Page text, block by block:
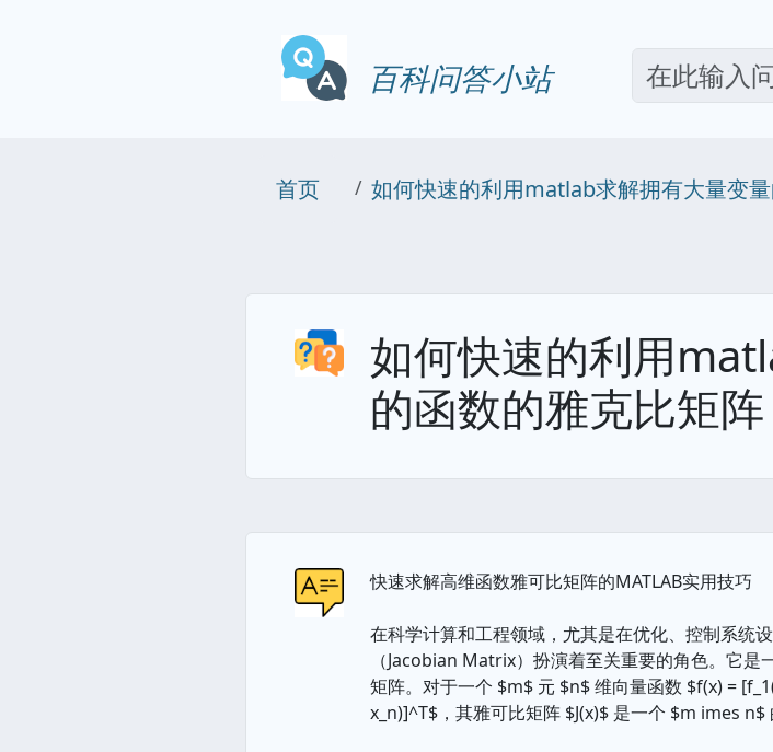
百科问答小站
首页 如何快速的利用matlab求解拥有大量变
如何快速的利用
的函数的雅克比矩阵
快速求解高维函数雅可比矩阵的MATLAB实用技巧
在科学计算和工程领域，尤其是在优化、控制系统
（Jacobian Matrix）扮演着至关重要的角色。它
矩阵。对于一个 $m$ 元 $n$ 维向量函数 $f(x) =
x_n)]^T$，其雅可比矩阵 $J(x)$ 是一个 $m imes n$